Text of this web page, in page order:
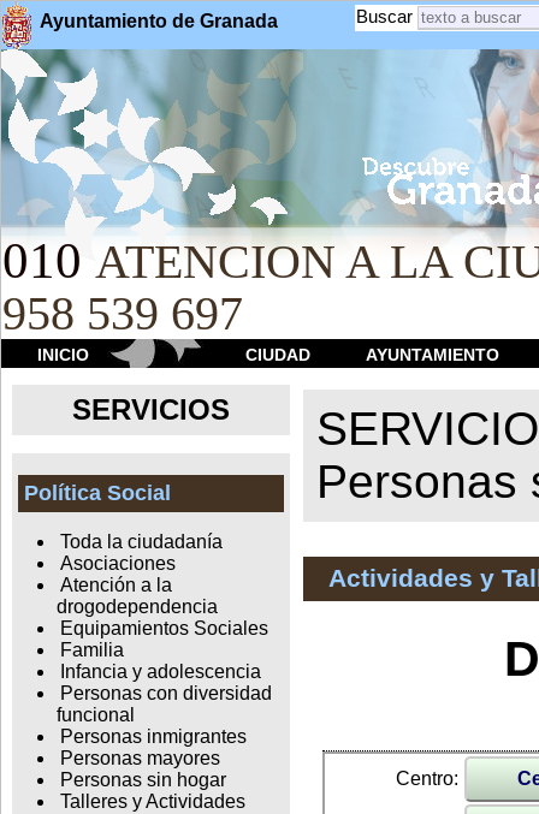
Ayuntamiento de Granada Buscar
010 ATENCION A LA
958 539 697
INICIO CIUDAD AYUNTAMIENTO
SERVICIOS
Política Social
Toda la ciudadanía
Asociaciones
Atención a la
drogodependencia
Equipamientos Sociales
Familia
Infancia y adolescencia
Personas con diversidad
funcional
Personas inmigrantes
Personas mayores
Personas sin hogar
Talleres y Actividades
Personas
Actividades y
Centro: